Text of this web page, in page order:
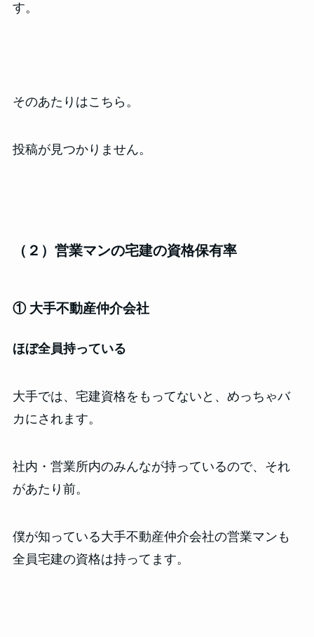
す。
そのあたりはこちら。
投稿が見つかりません。
（２）営業マンの宅建の資格保有率
① 大手不動産仲介会社
ほぼ全員持っている
大手では、宅建資格をもってないと、めっちゃバ
カにされます。
社内・営業所内のみんなが持っているので、それ
があたり前。
僕が知っている大手不動産仲介会社の営業マンも
全員宅建の資格は持ってます。